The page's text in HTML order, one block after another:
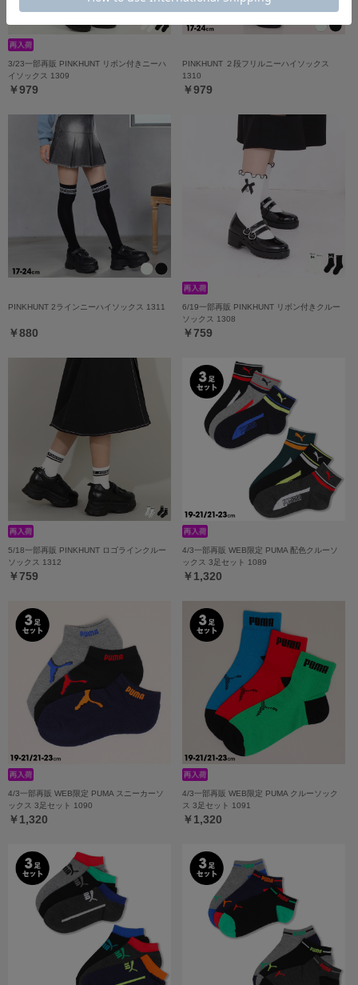
3/23一部再販 PINKHUNT リボン付きニーハ
イソックス 1309
￥979
PINKHUNT ２段フリルニーハイソックス
1310
￥979
PINKHUNT 2ラインニーハイソックス 1311
￥880
6/19一部再販 PINKHUNT リボン付きクルー
ソックス 1308
￥759
5/18一部再販 PINKHUNT ロゴラインクルー
ソックス 1312
￥759
4/3一部再販 WEB限定 PUMA 配色クルーソ
ックス 3足セット 1089
￥1,320
4/3一部再販 WEB限定 PUMA スニーカーソ
ックス 3足セット 1090
￥1,320
4/3一部再販 WEB限定 PUMA クルーソック
ス 3足セット 1091
￥1,320